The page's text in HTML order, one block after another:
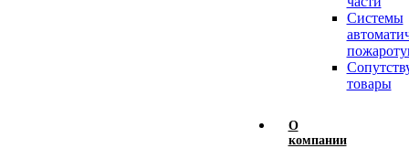
Системы
товары
О
компании